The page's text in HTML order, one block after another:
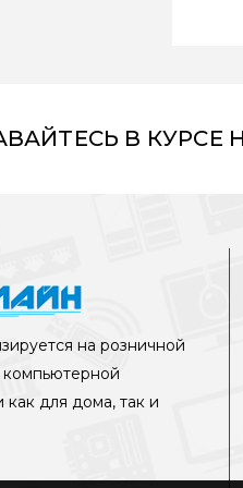
В
на розничной
как для дома, так и